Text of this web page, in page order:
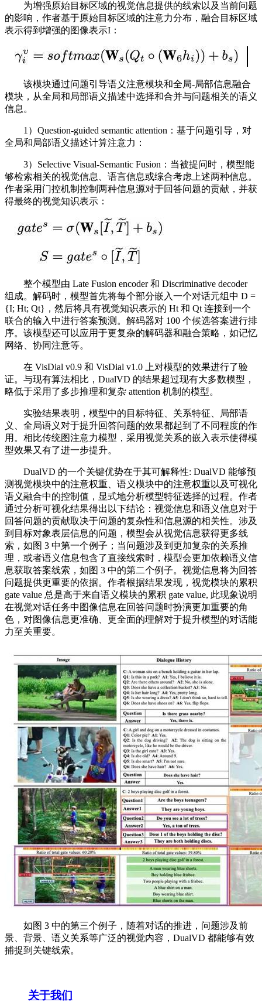
为增强原始目标区域的视觉信息提供的线索以及当前问题
的影响，作者基于原始目标区域的注意力分布，融合目标区域
表示得到增强的图像表示I：
该模块通过问题引导语义注意模块和全局-局部信息融合
模块，从全局和局部语义描述中选择和合并与问题相关的语义
信息。
1）Question-guided semantic attention：基于问题引导，对
全局和局部语义描述计算注意力：
3）Selective Visual-Semantic Fusion：当被提问时，模型能
够检索相关的视觉信息、语言信息或综合考虑上述两种信息。
作者采用门控机制控制两种信息源对于回答问题的贡献，并获
得最终的视觉知识表示：
整个模型由 Late Fusion encoder 和 Discriminative decoder
组成。解码时，模型首先将每个部分嵌入一个对话元组中 D =
{I; Ht; Qt}，然后将具有视觉知识表示的 Ht 和 Qt 连接到一个
联合的输入中进行答案预测。解码器对 100 个候选答案进行排
序。该模型还可以应用于更复杂的解码器和融合策略，如记忆
网络、协同注意等。
在 VisDial v0.9 和 VisDial v1.0 上对模型的效果进行了验
证。与现有算法相比，DualVD 的结果超过现有大多数模型，
略低于采用了多步推理和复杂 attention 机制的模型。
实验结果表明，模型中的目标特征、关系特征、局部语
义、全局语义对于提升回答问题的效果都起到了不同程度的作
用。相比传统图注意力模型，采用视觉关系的嵌入表示使得模
型效果又有了进一步提升。
DualVD 的一个关键优势在于其可解释性: DualVD 能够预
测视觉模块中的注意权重、语义模块中的注意权重以及可视化
语义融合中的控制值，显式地分析模型特征选择的过程。作者
通过分析可视化结果得出以下结论：视觉信息和语义信息对于
回答问题的贡献取决于问题的复杂性和信息源的相关性。涉及
到目标对象表层信息的问题，模型会从视觉信息获得更多线
索，如图 3 中第一个例子；当问题涉及到更加复杂的关系推
理，或者语义信息包含了直接线索时，模型会更加依赖语义信
息获取答案线索，如图 3 中的第二个例子。视觉信息将为回答
问题提供更重要的依据。作者根据结果发现，视觉模块的累积
gate value 总是高于来自语义模块的累积 gate value, 此现象说明
在视觉对话任务中图像信息在回答问题时扮演更加重要的角
色，对图像信息更准确、更全面的理解对于提升模型的对话能
力至关重要。
如图 3 中的第三个例子，随着对话的推进，问题涉及前
景、背景、语义关系等广泛的视觉内容，DualVD 都能够有效
捕捉到关键线索。
关于我们